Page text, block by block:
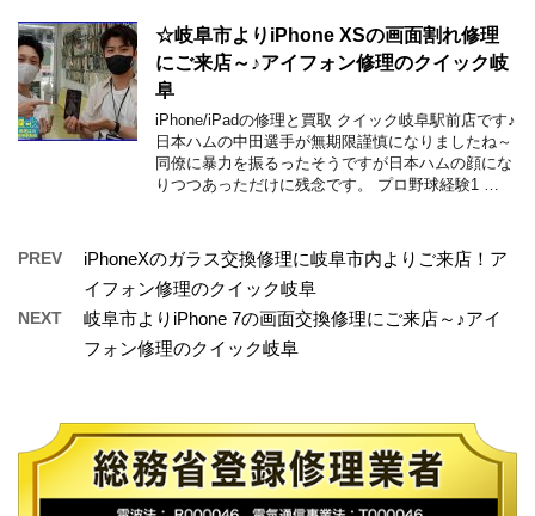
☆岐阜市よりiPhone XSの画面割れ修理
にご来店～♪アイフォン修理のクイック岐
阜
iPhone/iPadの修理と買取 クイック岐阜駅前店です♪
日本ハムの中田選手が無期限謹慎になりましたね～
同僚に暴力を振るったそうですが日本ハムの顔にな
りつつあっただけに残念です。 プロ野球経験1 …
PREV
iPhoneXのガラス交換修理に岐阜市内よりご来店！ア
イフォン修理のクイック岐阜
NEXT
岐阜市よりiPhone 7の画面交換修理にご来店～♪アイ
フォン修理のクイック岐阜